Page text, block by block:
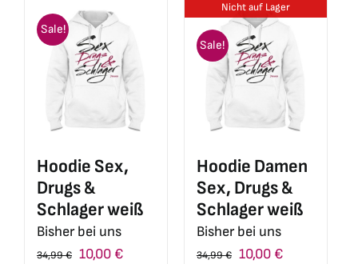
mehrere
Varianten
auf.
Die
Optionen
können
der
Produktseite
gewählt
werden
Sale!
Hoodie Sex,
Drugs &
Schlager weiß
Bisher bei uns
34,99€ Ursprünglicher
10,00 €Aktueller
Nicht auf Lager
Sale!
Hoodie Damen
Sex, Drugs &
Schlager weiß
Bisher bei uns
34,99€ Ursprünglicher
10,00 €Aktueller